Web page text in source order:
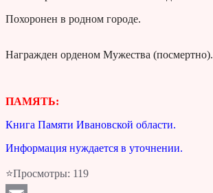
Похоронен в родном городе.
Награжден орденом Мужества (посмертно).
ПАМЯТЬ:
Книга Памяти Ивановской области.
Информация нуждается в уточнении.
⭐Просмотры: 119